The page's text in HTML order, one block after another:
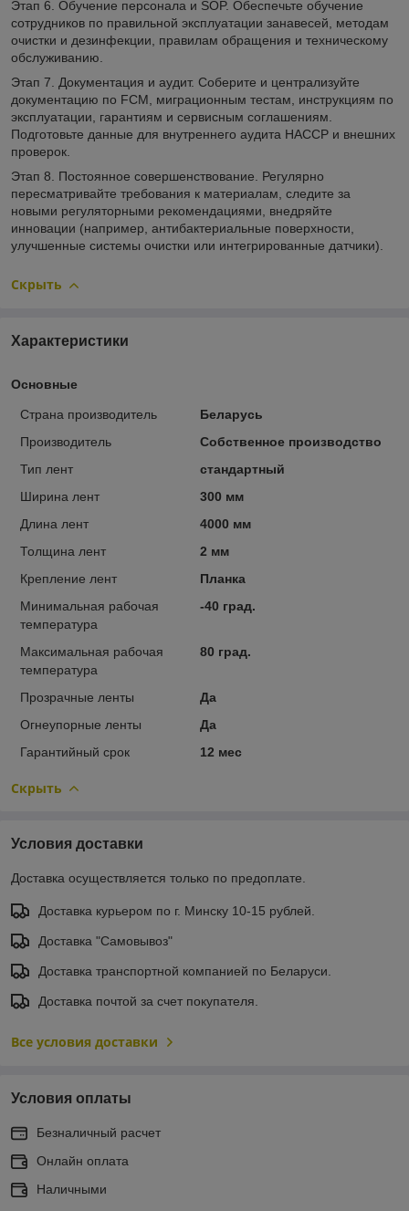
Этап 6. Обучение персонала и SOP. Обеспечьте обучение
сотрудников по правильной эксплуатации занавесей, методам
очистки и дезинфекции, правилам обращения и техническому
обслуживанию.
Этап 7. Документация и аудит. Соберите и централизуйте
документацию по FCM, миграционным тестам, инструкциям по
эксплуатации, гарантиям и сервисным соглашениям.
Подготовьте данные для внутреннего аудита HACCP и внешних
проверок.
Этап 8. Постоянное совершенствование. Регулярно
пересматривайте требования к материалам, следите за
новыми регуляторными рекомендациями, внедряйте
инновации (например, антибактериальные поверхности,
улучшенные системы очистки или интегрированные датчики).
Скрыть
Характеристики
Основные
Страна производитель
Беларусь
Производитель
Собственное производство
Тип лент
стандартный
Ширина лент
300 мм
Длина лент
4000 мм
Толщина лент
2 мм
Крепление лент
Планка
Минимальная рабочая
температура
-40 град.
Максимальная рабочая
температура
80 град.
Прозрачные ленты
Да
Огнеупорные ленты
Да
Гарантийный срок
12 мес
Скрыть
Условия доставки
Доставка осуществляется только по предоплате.
Доставка курьером по г. Минску 10-15 рублей.
Доставка "Самовывоз"
Доставка транспортной компанией по Беларуси.
Доставка почтой за счет покупателя.
Все условия доставки
Условия оплаты
Безналичный расчет
Онлайн оплата
Наличными